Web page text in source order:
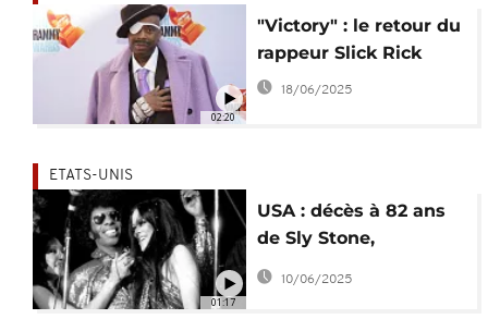
02:20
"Victory" : le retour du
rappeur Slick Rick
18/06/2025
01:17
ETATS-UNIS
USA : décès à 82 ans
de Sly Stone,
précurseur de la funk
10/06/2025